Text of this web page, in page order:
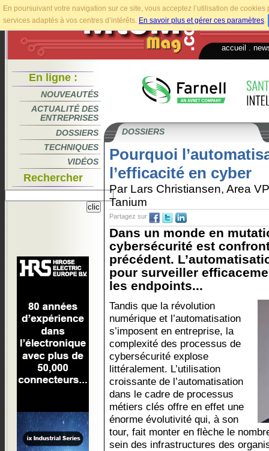
En poursuivant votre navigation sur ce site, vous acceptez l’utilisation de
services adaptés à vos centres d’intérêts. En savoir plus et gérer ces paramètres.
accueil
En ligne :
NOUVEAUTÉS
ACTUALITÉ DES
ENTREPRISES
DOSSIERS
TECHNIQUES
VIDÉOS
Rechercher
DOSSIERS
Pourquoi
l’efficacité en cyber
Par Lars Christiansen, Area
Tanium
Partagez sur
Dans un monde en
cybersécurité est
précédent.
pour surveiller
les endpoints...
Tandis que la révolution
numérique et l’automatisation
s’imposent en entreprise, la
complexité des processus de
cybersécurité explose
littéralement. L’utilisation
croissante de l’automatisation
dans le cadre de processus
métiers clés offre en effet une
énorme évolutivité qui, à son
tour, fait monter en flèche le
sein des infrastructures des